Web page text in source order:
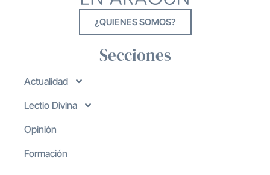
¿QUIENES SOMOS?
Secciones
Actualidad
Lectio Divina
Opinión
Formación